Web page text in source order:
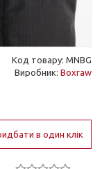
Код товару: MNBG
Виробник: Boxraw
в один клік